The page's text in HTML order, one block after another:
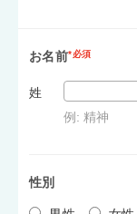
お名前*必須
姓
例: 精神
性別